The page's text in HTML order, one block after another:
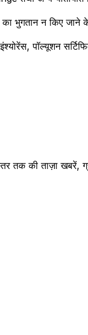
का भुगतान न किए
पॉल्यूशन
तक की ताज़ा खबरें,